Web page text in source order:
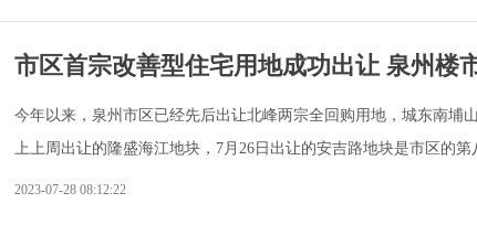
市区首宗改善型住宅用地成功出让 泉州楼
今年以来，泉州市区已经先后出让北峰两宗全回购用地，城东南埔
上上周出让的隆盛海江地块，7月26日出让的安吉路地块是市区的第
2023-07-28 08:12:22